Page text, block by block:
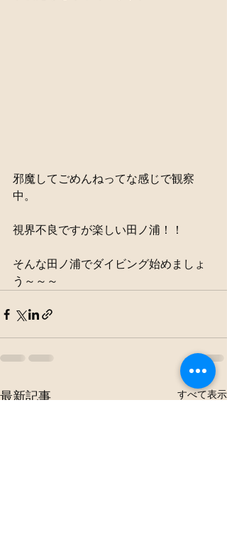
邪魔してごめんねってな感じで観察
中。
視界不良ですが楽しい田ノ浦！！
そんな田ノ浦でダイビング始めましょ
う～～～
最新記事 すべて表示